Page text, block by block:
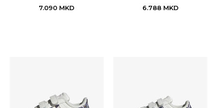
7.090 MKD 6.788 MKD